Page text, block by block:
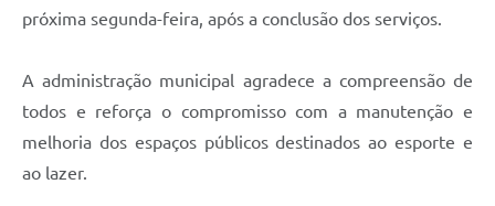
próxima segunda-feira, após a conclusão dos serviços.
A administração municipal agradece a compreensão de
todos e reforça o compromisso com a manutenção e
melhoria dos espaços públicos destinados ao esporte e
ao lazer.